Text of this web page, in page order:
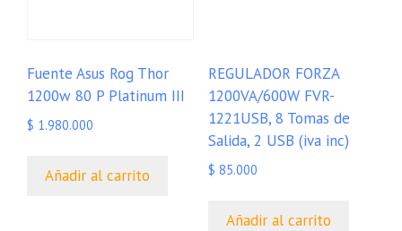
Fuente Asus Rog Thor
1200w 80 P Platinum III
$ 1.980.000
Añadir al carrito
REGULADOR FORZA
1200VA/600W FVR-
1221USB, 8 Tomas de
Salida, 2 USB (iva inc)
$ 85.000
Añadir al carrito